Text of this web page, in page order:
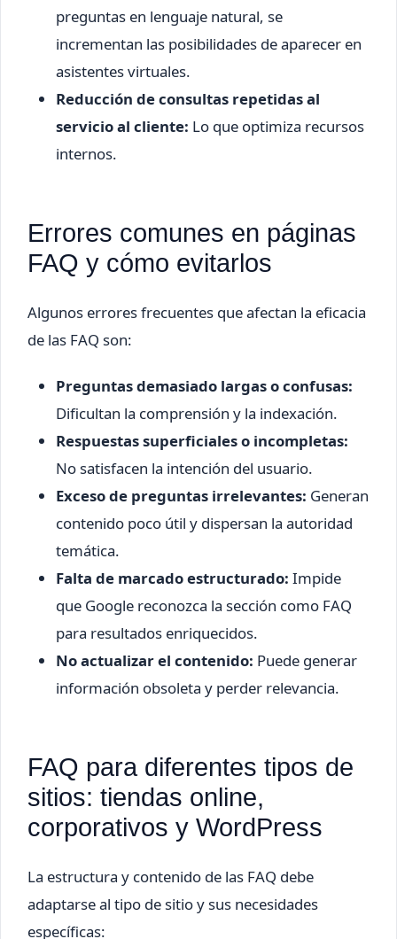
preguntas en lenguaje natural, se
incrementan las posibilidades de aparecer en
asistentes virtuales.
Reducción de consultas repetidas al
servicio al cliente: Lo que optimiza recursos
internos.
Errores comunes en páginas
FAQ y cómo evitarlos
Algunos errores frecuentes que afectan la eficacia
de las FAQ son:
Preguntas demasiado largas o confusas:
Dificultan la comprensión y la indexación.
Respuestas superficiales o incompletas:
No satisfacen la intención del usuario.
Exceso de preguntas irrelevantes: Generan
contenido poco útil y dispersan la autoridad
temática.
Falta de marcado estructurado: Impide
que Google reconozca la sección como FAQ
para resultados enriquecidos.
No actualizar el contenido: Puede generar
información obsoleta y perder relevancia.
FAQ para diferentes tipos de
sitios: tiendas online,
corporativos y WordPress
La estructura y contenido de las FAQ debe
adaptarse al tipo de sitio y sus necesidades
específicas: